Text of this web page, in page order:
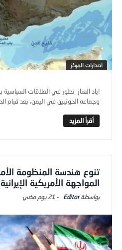
اصدارات المركز
اياد العناز تطور في العلاقات السياسية
وجماعة الحوثيين في اليمن، بعد قيام
تنوع هندسة المنظومة
المواجهة الأمريكية
Editor
- 21 يوم ‎مضي